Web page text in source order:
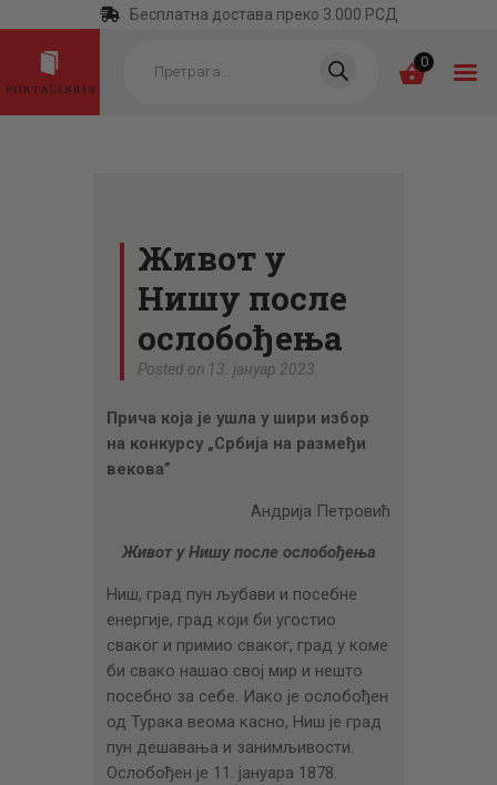
Бесплатна достава преко 3.000 РСД
search 0
НАЈПРОДАВАНИЈЕ
НОВЕ КЊИГЕ
ОТРГНУТО ОД
ЗАБОРАВА
АУТОРИ
АКТУЕЛНОСТИ
ПИСМО
Живот у
Нишу после
ослобођења
Posted on 13. јануар 2023
Прича која је ушла у шири избор
на конкурсу „Србија на размеђи
векова”
Андрија Петровић
Живот у Нишу после ослобођења
Ниш, град пун љубави и посебне
енергије, град који би угостио
сваког и примио сваког, град у коме
би свако нашао свој мир и нешто
посебно за себе. Иако је ослобођен
од Турака веома касно, Ниш је град
пун дешавања и занимљивости.
Ослобођен је 11. јануара 1878.